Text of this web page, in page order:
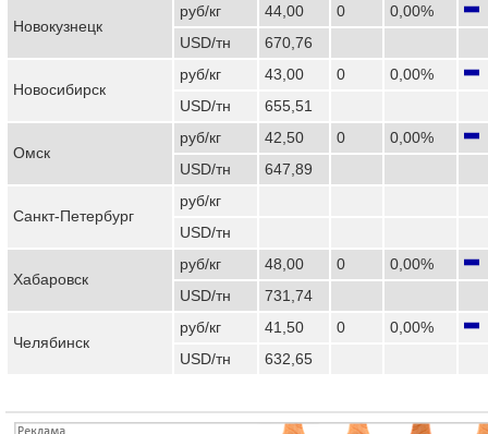
Новокузнецк
руб/кг 44,00 0
0,00%
USD/тн
670,76
Новосибирск
руб/кг 43,00 0
0,00%
USD/тн
655,51
Омск
руб/кг 42,50 0
0,00%
USD/тн
647,89
Санкт-Петербург
руб/кг
USD/тн
Хабаровск
руб/кг 48,00 0
0,00%
USD/тн
731,74
Челябинск
руб/кг 41,50 0
0,00%
USD/тн
632,65